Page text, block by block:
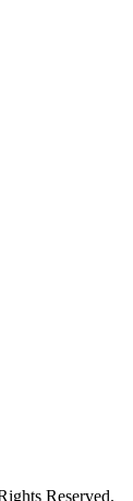
Reserved.